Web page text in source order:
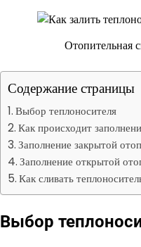
Отопительная
Содержание страницы
Выбор теплоносителя
Как происходит
Заполнение закрытой
Заполнение открытой
Как сливать
Выбор